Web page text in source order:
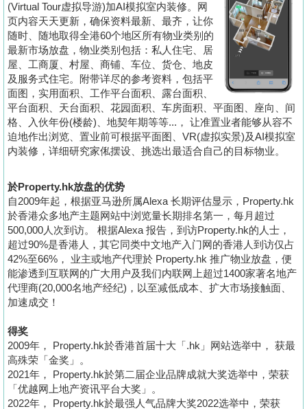
置
业
手
册
关
於
我
们
(Virtual Tour虚拟导游)加AI模拟室内装修。网
页内容天天更新，确保资料最新、最齐，让你
随时、随地取得全港60个地区所有物业类别的
最新市场放盘，物业类别包括：私人住宅、居
屋、工商厦、村屋、商铺、车位、货仓、地皮
及服务式住宅。附带详尽的参考资料，包括平
面图，实用面积、工作平台面积、露台面积、
平台面积、天台面积、花园面积、车房面积、平面图、座向、间
格、入伙年份(楼龄)、地契年期等等...， 让准置业者能够从容不
迫地作出浏览、置业前可根据平面图、VR(虚拟实景)及AI模拟室
内装修，详细研究家俬摆设、挑选出最适合自己的目标物业。
於Property.hk放盘的优势
自2009年起，根据亚马逊所属Alexa 长期评估显示，Property.hk
於香港众多地产主题网站中浏览量长期排名第一，每月超过
500,000人次到访。 根据Alexa 报告，到访Property.hk的人士，
超过90%是香港人，其它同类中文地产入门网的香港人到访仅占
42%至66%， 业主或地产代理於 Property.hk 推广物业放盘，便
能渗透到互联网的广大用户及我们内联网上超过1400家著名地产
代理商(20,000名地产经纪)，以至减低成本、扩大市场接触面、
加速成交！
得奖
2009年， Property.hk於香港首届十大「.hk」网站选举中， 获最
高殊荣「金奖」。
2021年， Property.hk於第二届企业品牌成就大奖选举中，荣获
「优越网上地产资讯平台大奖」。
2022年， Property.hk於最强人气品牌大奖2022选举中，荣获